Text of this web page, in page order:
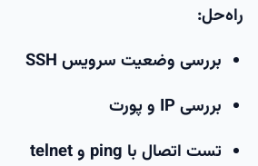
راه‌حل:
بررسی وضعیت سرویس SSH
بررسی IP و پورت
تست اتصال با ping و telnet